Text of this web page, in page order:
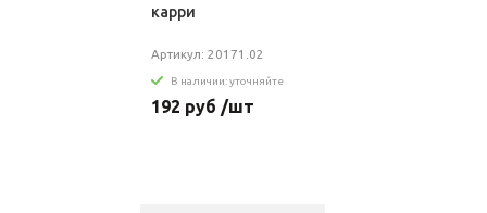
карри
Артикул: 20171.02
В наличии: уточняйте
192 руб /шт